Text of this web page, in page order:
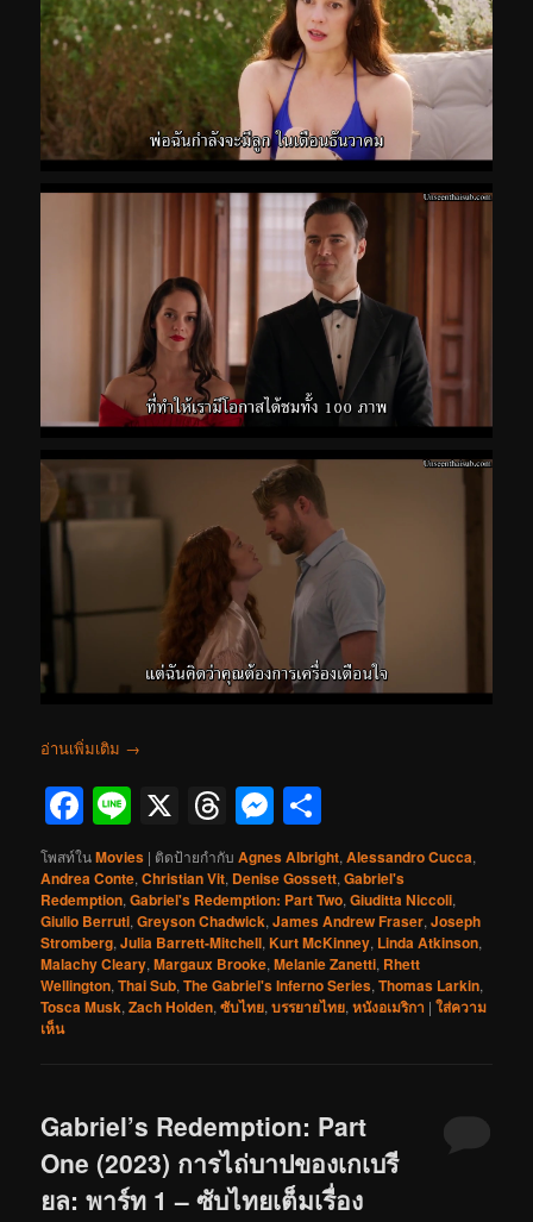
อ่านเพิ่มเติม →
Facebook
Line
X Threads
Messenger
โพสท์ในMovies | ติดป้ายกำกับ Agnes Albright,Alessandro Cucca,
Andrea Conte,Christian Vit, Denise Gossett,Gabriel's
Redemption,Gabriel's Redemption: Part Two,Giuditta Niccoli,
Giulio Berruti,Greyson Chadwick,James Andrew Fraser,Joseph
Stromberg,Julia Barrett-Mitchell,Kurt McKinney, Linda Atkinson,
Malachy Cleary,Margaux Brooke,Melanie Zanetti, Rhett
Wellington,Thai Sub,The Gabriel's Inferno Series,Thomas Larkin,
Tosca Musk,Zach Holden,ซับไทย,บรรยายไทย,หนังอเมริกา |ใส่ความ
เห็น
Gabriel’s Redemption: Part
One (2023) การไถ่บาปของเกเบรี
ยล: พาร์ท 1 – ซับไทยเต็มเรื่อง